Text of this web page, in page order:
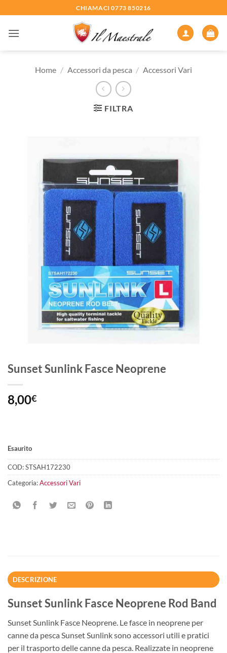
ai
contenuti
CHIAMACI 0773 850216
Home / Accessori da pesca / Accessori Vari
FILTRA
Sunset Sunlink Fasce Neoprene
8,00€
Esaurito
COD:STSAH172230
Categoria:Accessori Vari
DESCRIZIONE
Sunset Sunlink Fasce Neoprene Rod Band
Sunset Sunlink Fasce Neoprene. Le fasce in neoprene per
canne da pesca Sunset Sunlink sono accessori utili e pratici
per il trasporto delle canne da pesca. Realizzate in neoprene